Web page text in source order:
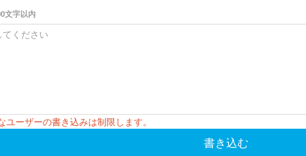
文字以内
ユーザーの書き込みは制限します。
書き込む